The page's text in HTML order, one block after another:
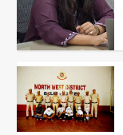
1
2